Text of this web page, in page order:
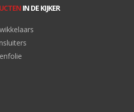
IN DE KIJKER